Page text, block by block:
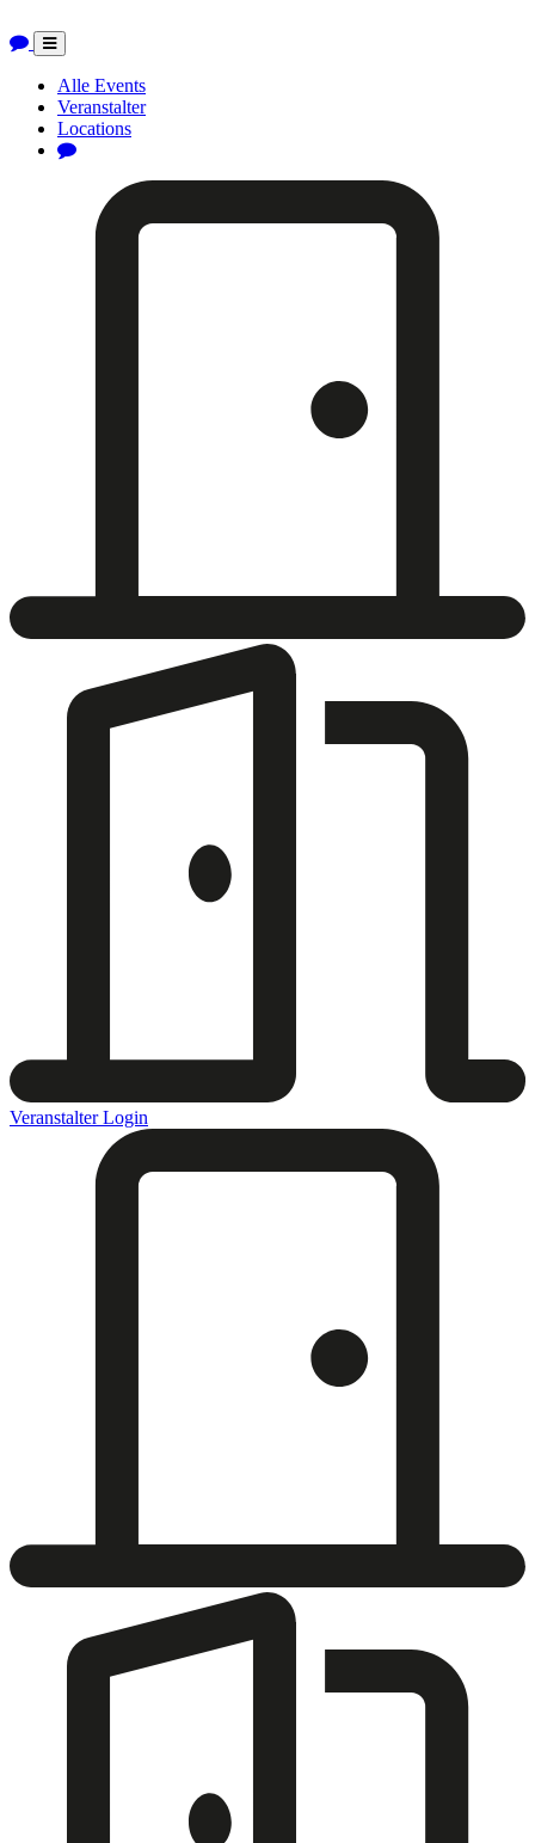
Toggle
navigation
Alle Events
Veranstalter
Locations
Veranstalter Login